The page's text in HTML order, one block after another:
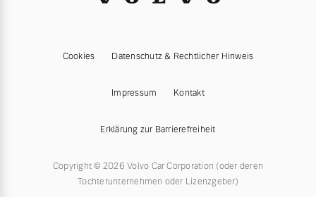
Cookies Datenschutz & Rechtlicher Hinweis
Impressum Kontakt
Erklärung zur Barrierefreiheit
Copyright © 2026 Volvo Car Corporation (oder deren
Tochterunternehmen oder Lizenzgeber)